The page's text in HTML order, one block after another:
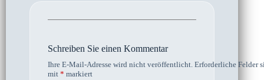
Schreiben Sie einen Kommentar
Ihre E-Mail-Adresse wird nicht veröffentlicht. Erforderliche Felder
mit * markiert